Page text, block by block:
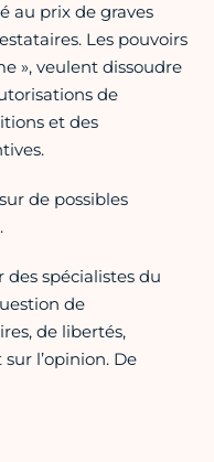
au prix de graves
Les pouvoirs
», veulent dissoudre
de
et des
de possibles
spécialistes du
de
de libertés,
l’opinion. De